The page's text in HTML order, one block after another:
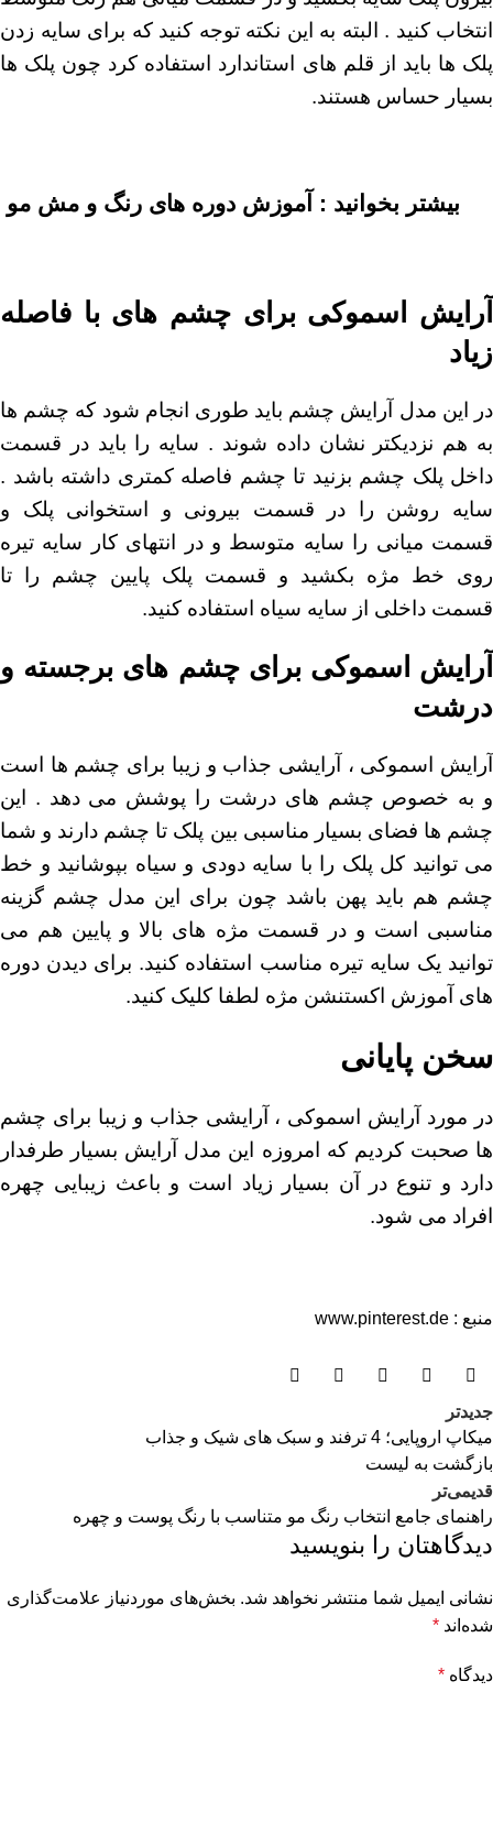
انتخاب کنید . البته به این نکته توجه کنید که برای سایه زدن
پلک ها باید از قلم های استاندارد استفاده کرد چون پلک ها
بسیار حساس هستند.
بیشتر بخوانید : آموزش دوره های رنگ و مش مو
آرایش اسموکی برای چشم های با فاصله
زیاد
در این مدل آرایش چشم باید طوری انجام شود که چشم ها
به هم نزدیکتر نشان داده شوند . سایه را باید در قسمت
داخل پلک چشم بزنید تا چشم فاصله کمتری داشته باشد .
سایه روشن را در قسمت بیرونی و استخوانی پلک و
قسمت میانی را سایه متوسط و در انتهای کار سایه تیره
روی خط مژه بکشید و قسمت پلک پایین چشم را تا
قسمت داخلی از سایه سیاه استفاده کنید.
آرایش اسموکی برای چشم های برجسته و
درشت
آرایش اسموکی ، آرایشی جذاب و زیبا برای چشم ها است
و به خصوص چشم های درشت را پوشش می دهد . این
چشم ها فضای بسیار مناسبی بین پلک تا چشم دارند و شما
می توانید کل پلک را با سایه دودی و سیاه بپوشانید و خط
چشم هم باید پهن باشد چون برای این مدل چشم گزینه
مناسبی است و در قسمت مژه های بالا و پایین هم می
توانید یک سایه تیره مناسب استفاده کنید. برای دیدن دوره
های آموزش اکستنشن مژه لطفا کلیک کنید.
سخن پایانی
در مورد آرایش اسموکی ، آرایشی جذاب و زیبا برای چشم
ها صحبت کردیم که امروزه این مدل آرایش بسیار طرفدار
دارد و تنوع در آن بسیار زیاد است و باعث زیبایی چهره
افراد می شود.
منبع : www.pinterest.de
جدیدتر
میکاپ اروپایی؛ 4 ترفند و سبک های شیک و جذاب
بازگشت به لیست
قدیمی‌تر
راهنمای جامع انتخاب رنگ مو متناسب با رنگ پوست و چهره
دیدگاهتان را بنویسید
نشانی ایمیل شما منتشر نخواهد شد. بخش‌های موردنیاز علامت‌گذاری
شده‌اند *
دیدگاه *